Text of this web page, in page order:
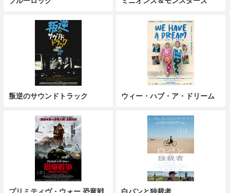
叛逆のサウンドトラック ウィー・ハブ・ア・ドリーム